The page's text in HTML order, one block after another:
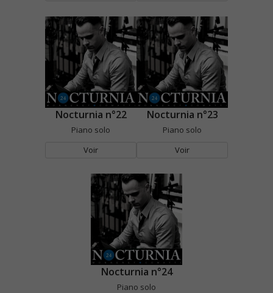
Nocturnia n°22
Piano solo
Voir
Nocturnia n°23
Piano solo
Voir
Nocturnia n°24
Piano solo